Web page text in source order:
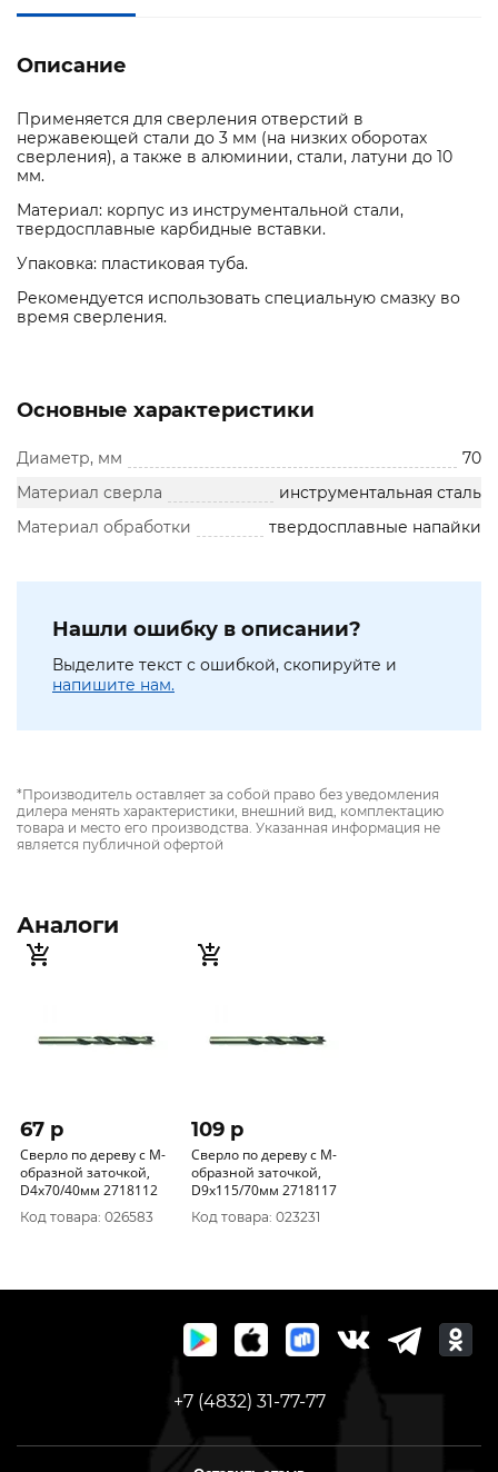
Описание
Применяется для сверления отверстий в
нержавеющей стали до 3 мм (на низких оборотах
сверления), а также в алюминии, стали, латуни до 10
мм.
Материал: корпус из инструментальной стали,
твердосплавные карбидные вставки.
Упаковка: пластиковая туба.
Рекомендуется использовать специальную смазку во
время сверления.
Основные характеристики
Диаметр, мм
70
Материал сверла
инструментальная сталь
Материал обработки
твердосплавные напайки
Нашли ошибку в описании?
Выделите текст с ошибкой, скопируйте и
напишите нам.
*Производитель оставляет за собой право без уведомления
дилера менять характеристики, внешний вид, комплектацию
товара и место его производства. Указанная информация не
является публичной офертой
Аналоги
67 p
Сверло по дереву с М-
образной заточкой,
D4x70/40мм 2718112
Код товара: 026583
109 p
Сверло по дереву с М-
образной заточкой,
D9x115/70мм 2718117
Код товара: 023231
+7 (4832) 31-77-77